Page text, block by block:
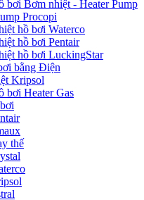
bơi Bơm nhiệt - Heater Pump
Procopi
hồ bơi Waterco
hồ bơi Pentair
hồ bơi LuckingStar
bằng Điện
Kripsol
bơi Heater Gas
thế